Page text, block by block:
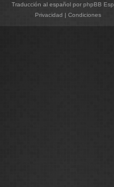
Traducción al español por phpBB
Privacidad | Condiciones